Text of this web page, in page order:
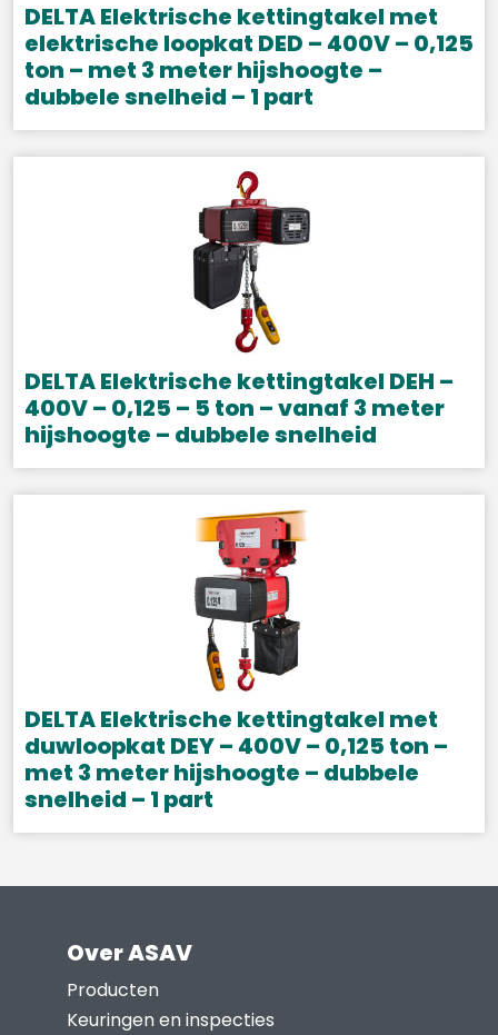
DELTA Elektrische kettingtakel met
elektrische loopkat DED – 400V – 0,125
ton – met 3 meter hijshoogte –
dubbele snelheid – 1 part
Dit
product
gekozen
worden
op
de
productpagina
DELTA Elektrische kettingtakel DEH –
400V – 0,125 – 5 ton – vanaf 3 meter
hijshoogte – dubbele snelheid
Dit
product
gekozen
worden
op
de
productpagina
DELTA Elektrische kettingtakel met
duwloopkat DEY – 400V – 0,125 ton –
met 3 meter hijshoogte – dubbele
snelheid – 1 part
Dit
variaties.
optie
Over ASAV
Producten
Keuringen en inspecties